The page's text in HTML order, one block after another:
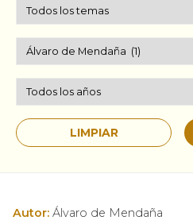
Autor: Álvaro de Mendaña